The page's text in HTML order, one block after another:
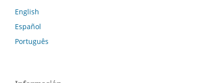
English
Español
Português